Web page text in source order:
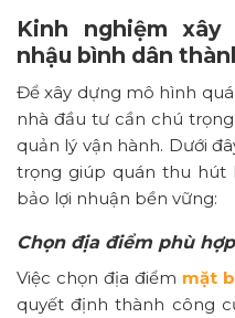
Kinh nghiệm
nhậu bình dân
Để xây dựng mô hình
nhà đầu tư cần chú
quản lý vận hành. Dưới
trọng giúp quán thu hút
bảo lợi nhuận bền vững:
Chọn địa điểm phù hợp
Việc chọn địa điểm mặt
quyết định thành công